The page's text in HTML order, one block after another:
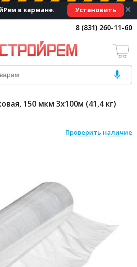
в кармане. Установить ×
8 (831) 260-11-60
150 мкм 3х100м (41,4 кг)
Проверить наличие